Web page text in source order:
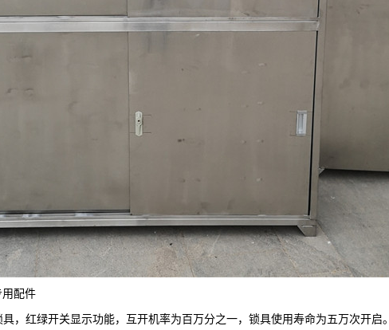
用配件
，红绿开关显示功能，互开机率为百万分之一，锁具使用寿命为五万次开启。